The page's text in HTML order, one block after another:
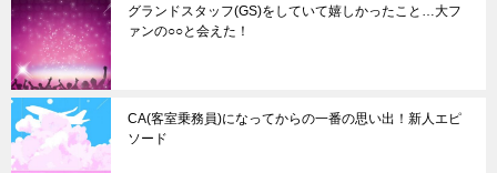
グランドスタッフ(GS)をしていて嬉しかったこと…大フ
ァンの○○と会えた！
CA(客室乗務員)になってからの一番の思い出！新人エピ
ソード